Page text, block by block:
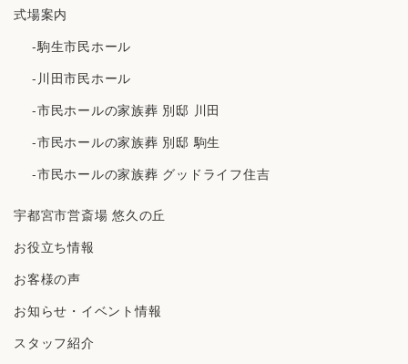
式場案内
-駒生市民ホール
-川田市民ホール
-市民ホールの家族葬 別邸 川田
-市民ホールの家族葬 別邸 駒生
-市民ホールの家族葬 グッドライフ住吉
宇都宮市営斎場 悠久の丘
お役立ち情報
お客様の声
お知らせ・イベント情報
スタッフ紹介